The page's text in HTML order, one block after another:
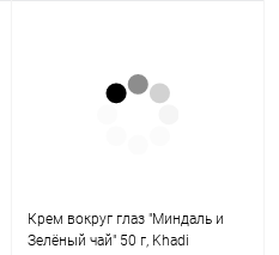
Крем вокруг глаз "Миндаль и
Зелёный чай" 50 г, Khadi